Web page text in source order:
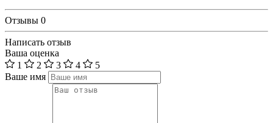
Отзывы 0
Написать отзыв
Ваша оценка
1
2 3 4
5
Ваше имя